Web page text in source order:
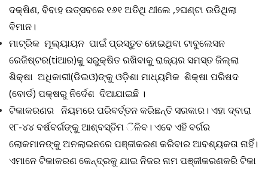
ଦକ୍ଷିଣ, ବିବାହ ଉତ୍ସବରେ ୧୬୧ ଅତିଥି ଥୀଲେ ,୨ଘଣ୍ଟା ଉଡିଥିଲା
ବିମାନ।
ମାଟ୍ରିକ ମୂଲ୍ୟାୟନ ପାଇଁ ପ୍ରସ୍ତୁତ ହୋଇଥିବା ଟାବୁଲେସନ
ରେଜିଷ୍ଟର(tiଆର)କୁ ସରୁକ୍ଷିତ ରଖିବାକୁ ରାଜ୍ୟର ସମସ୍ତ ଜିଲ୍ଲା
ଶିକ୍ଷା ଅଧିକାରୀ(ଡିଇଓ)ଙ୍କୁ ଓଡ଼ିଶା ମାଧ୍ୟମିକ ଶିକ୍ଷା ପରିଷଦ
(ବୋର୍ଡ) ପକ୍ଷରୁ ନିର୍ଦେଶ ଦିଆଯାଇଛି ।
ଟିକାକରଣର ନିୟମରେ ପରିବର୍ତ୍ତନ କରିଛନ୍ତି ସରକାର। ଏହା ଦ୍ବାରା
୧୮-୪୪ ବର୍ଷବର୍ଗଙ୍କୁ ଆଶ୍ବସ୍ତିମ ିଳିବ। ଏବେ ଏହି ବର୍ଗର
ଲୋକମାନଙ୍କୁ ଅନଲାଇନରେ ପଞ୍ଜୀକରଣ କରିବାର ଆବଶ୍ୟକତା ନାହିଁ।
ଏମାନେ ଟିକାକରଣ କେନ୍ଦ୍ରକୁ ଯାଇ ନିଜର ନାମ ପଞ୍ଜୀକରଣକରି ଟିକା